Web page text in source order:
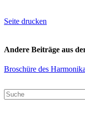
Seite drucken
Andere Beiträge aus
Broschüre des